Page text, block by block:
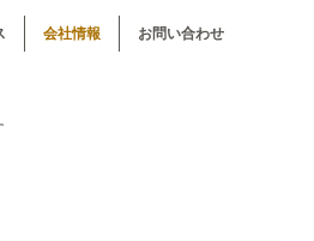
会社情報 お問い合わせ